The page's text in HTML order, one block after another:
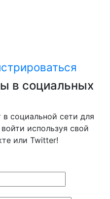
в социальных
в социальной сети для
используя свой
или Twitter!